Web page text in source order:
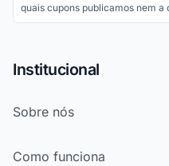
quais cupons publicamos nem
Institucional
Sobre nós
Como funciona